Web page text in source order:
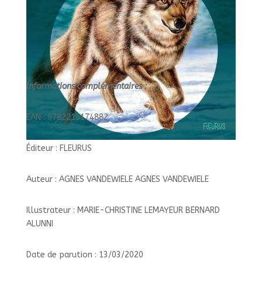
Informations complémentaires :
EAN : 9782215174882
Éditeur : FLEURUS
Auteur : AGNES VANDEWIELE AGNES VANDEWIELE
Illustrateur : MARIE-CHRISTINE LEMAYEUR BERNARD
ALUNNI
Date de parution : 13/03/2020